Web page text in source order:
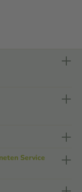
Service